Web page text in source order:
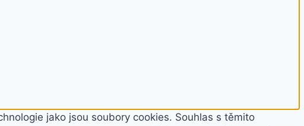
jako jsou soubory cookies. Souhlas s těmito